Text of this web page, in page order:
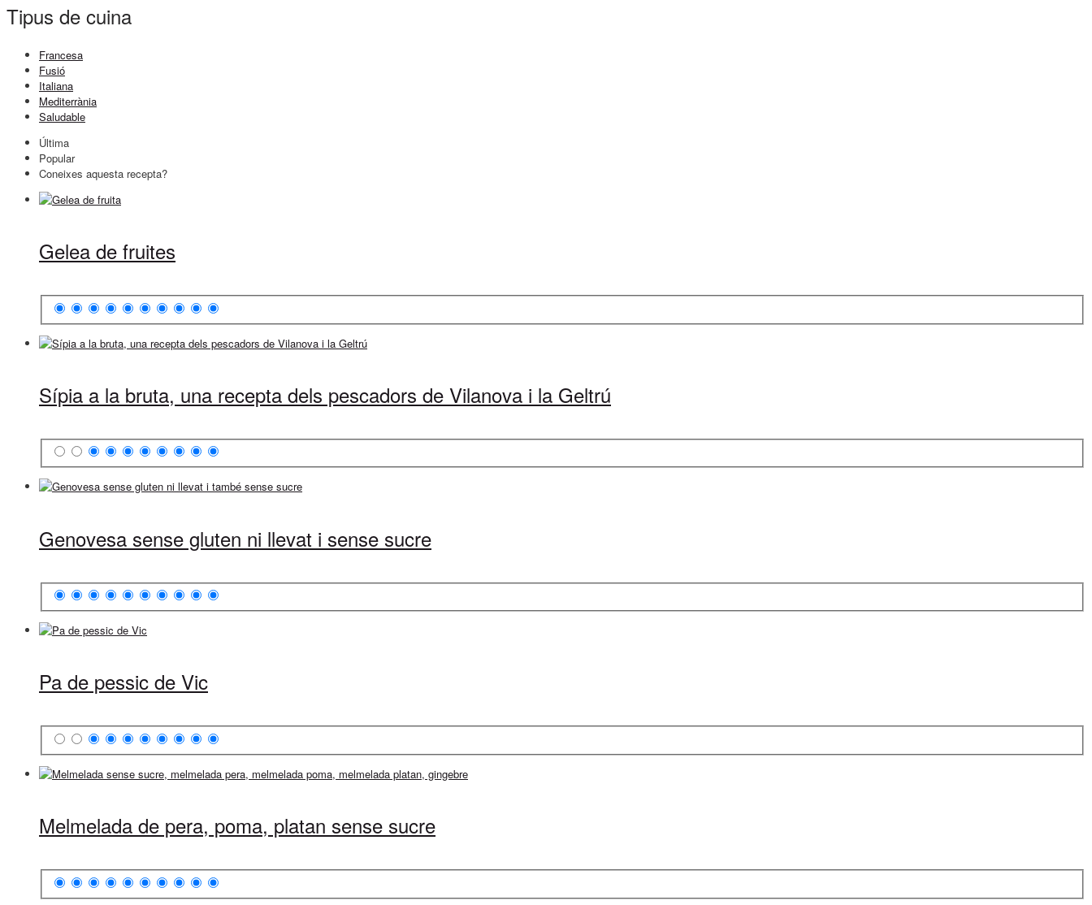
Tipus de cuina
Francesa
Fusió
Italiana
Mediterrània
Saludable
Última
Popular
Coneixes aquesta recepta?
Gelea de fruites
Sípia a la bruta, una recepta dels pescadors de Vilanova i la Geltrú
Genovesa sense gluten ni llevat i sense sucre
Pa de pessic de Vic
Melmelada de pera, poma, platan sense sucre